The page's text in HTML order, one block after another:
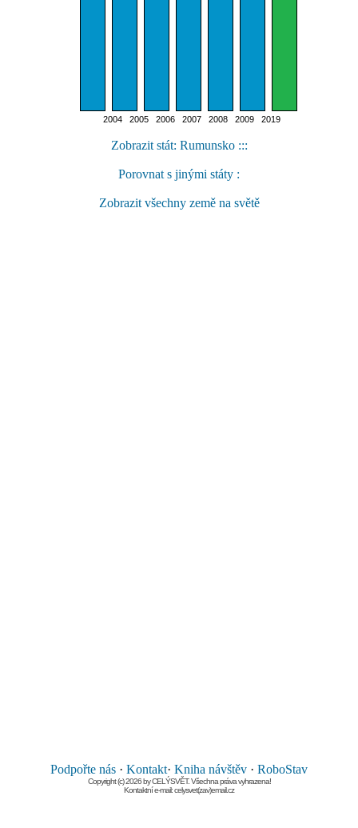
2004 2005 2006 2007 2008 2009 2019
Zobrazit stát: Rumunsko :::
Porovnat s jinými státy :
Zobrazit všechny země na světě
Podpořte nás · Kontakt· Kniha návštěv · RoboStav
Copyright (c) 2026 by CELÝSVĚT. Všechna práva vyhrazena!
Kontaktní e-mail: celysvet(zav)email.cz